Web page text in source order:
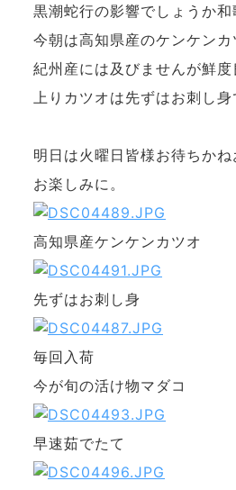
黒潮蛇行の影響でしょうか
今朝は高知県産のケンケンカ
紀州産には及びませんが鮮度
上りカツオは先ずはお刺し身
明日は火曜日皆様お待ちかね
お楽しみに。
高知県産ケンケンカツオ
先ずはお刺し身
毎回入荷
今が旬の活け物マダコ
早速茹でたて